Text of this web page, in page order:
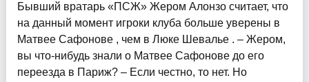
Бывший вратарь «ПСЖ» Жером Алонзо считает, что
на данный момент игроки клуба больше уверены в
Матвее Сафонове , чем в Люке Шевалье . – Жером,
вы что-нибудь знали о Матвее Сафонове до его
переезда в Париж? – Если честно, то нет. Но